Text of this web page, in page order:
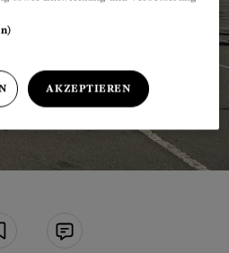
AKZEPTIEREN